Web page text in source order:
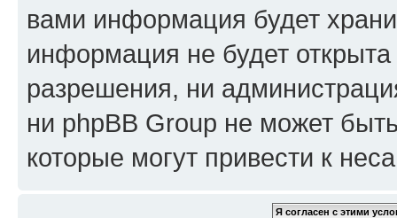
вами информация будет
информация не будет
разрешения, ни
ни phpBB Group не может
которые могут привести к